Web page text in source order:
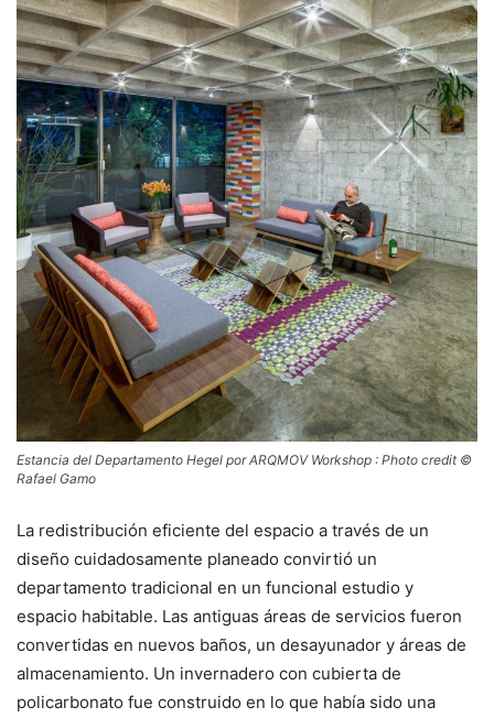
Estancia del Departamento Hegel por ARQMOV Workshop : Photo credit ©
Rafael Gamo
La redistribución eficiente del espacio a través de un
diseño cuidadosamente planeado convirtió un
departamento tradicional en un funcional estudio y
espacio habitable. Las antiguas áreas de servicios fueron
convertidas en nuevos baños, un desayunador y áreas de
almacenamiento. Un invernadero con cubierta de
policarbonato fue construido en lo que había sido una